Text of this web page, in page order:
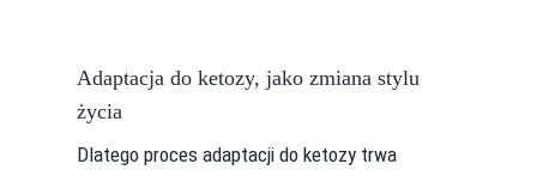
Adaptacja do ketozy, jako zmiana stylu
życia
Dlatego proces adaptacji do ketozy trwa